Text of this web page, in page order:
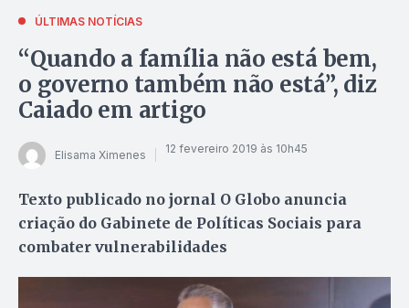
ÚLTIMAS NOTÍCIAS
“Quando a família não está bem,
o governo também não está”, diz
Caiado em artigo
Elisama Ximenes 12 fevereiro 2019 às 10h45
Texto publicado no jornal O Globo anuncia
criação do Gabinete de Políticas Sociais para
combater vulnerabilidades